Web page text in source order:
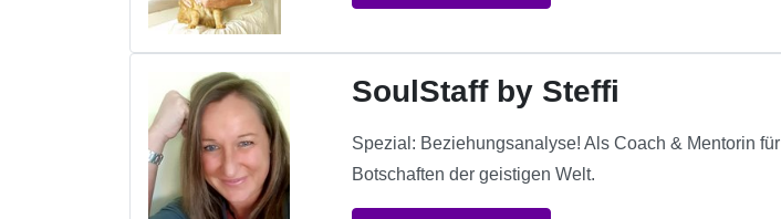
SoulStaff by Steffi
Spezial: Beziehungsanalyse! Als Coach & Mentorin
Botschaften der geistigen Welt.